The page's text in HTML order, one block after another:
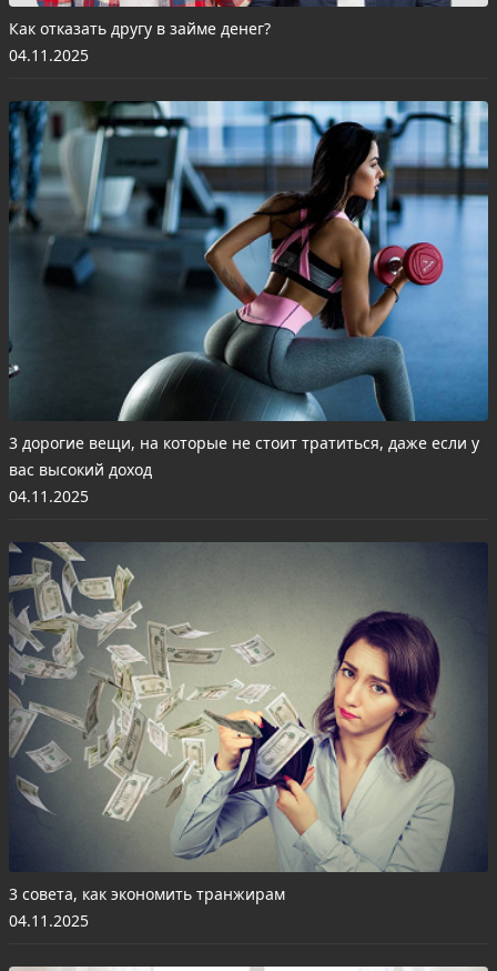
Как отказать другу в займе денег?
04.11.2025
3 дорогие вещи, на которые не стоит тратиться, даже если у
вас высокий доход
04.11.2025
3 совета, как экономить транжирам
04.11.2025